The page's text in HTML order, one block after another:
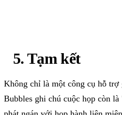
5.Tạm kết
Không chỉ là một công cụ hỗ trợ
Bubbles ghi chú cuộc họp còn là